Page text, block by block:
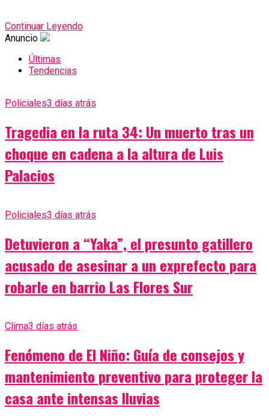
Continuar Leyendo
Anuncio
Últimas
Tendencias
Policiales3 días atrás
Tragedia en la ruta 34: Un muerto tras un
choque en cadena a la altura de Luis
Palacios
Policiales3 días atrás
Detuvieron a “Yaka”, el presunto gatillero
acusado de asesinar a un exprefecto para
robarle en barrio Las Flores Sur
Clima3 días atrás
Fenómeno de El Niño: Guía de consejos y
mantenimiento preventivo para proteger la
casa ante intensas lluvias